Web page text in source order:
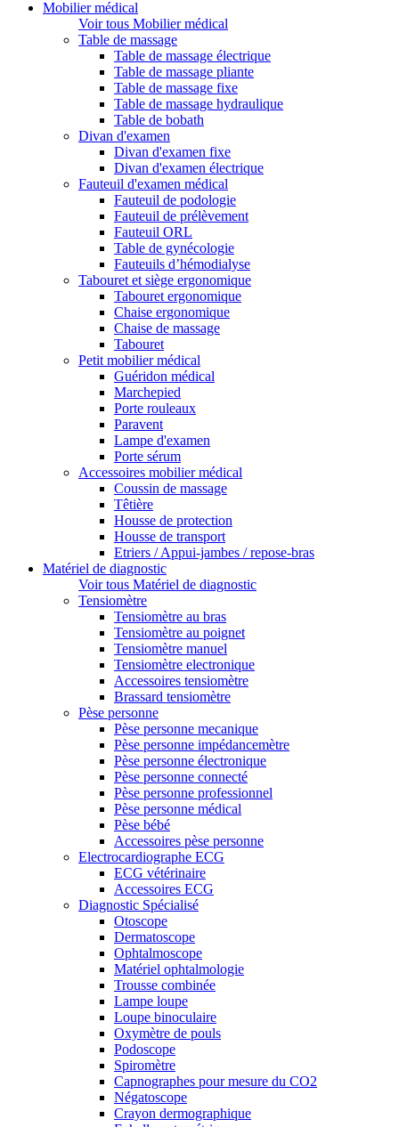
Mobilier médical
Voir tous Mobilier médical
Table de massage
Table de massage électrique
Table de massage pliante
Table de massage fixe
Table de massage hydraulique
Table de bobath
Divan d'examen
Divan d'examen fixe
Divan d'examen électrique
Fauteuil d'examen médical
Fauteuil de podologie
Fauteuil de prélèvement
Fauteuil ORL
Table de gynécologie
Fauteuils d’hémodialyse
Tabouret et siège ergonomique
Tabouret ergonomique
Chaise ergonomique
Chaise de massage
Tabouret
Petit mobilier médical
Guéridon médical
Marchepied
Porte rouleaux
Paravent
Lampe d'examen
Porte sérum
Accessoires mobilier médical
Coussin de massage
Têtière
Housse de protection
Housse de transport
Etriers / Appui-jambes / repose-bras
Matériel de diagnostic
Voir tous Matériel de diagnostic
Tensiomètre
Tensiomètre au bras
Tensiomètre au poignet
Tensiomètre manuel
Tensiomètre electronique
Accessoires tensiomètre
Brassard tensiomètre
Pèse personne
Pèse personne mecanique
Pèse personne impédancemètre
Pèse personne électronique
Pèse personne connecté
Pèse personne professionnel
Pèse personne médical
Pèse bébé
Accessoires pèse personne
Electrocardiographe ECG
ECG vétérinaire
Accessoires ECG
Diagnostic Spécialisé
Otoscope
Dermatoscope
Ophtalmoscope
Matériel ophtalmologie
Trousse combinée
Lampe loupe
Loupe binoculaire
Oxymètre de pouls
Podoscope
Spiromètre
Capnographes pour mesure du CO2
Négatoscope
Crayon dermographique